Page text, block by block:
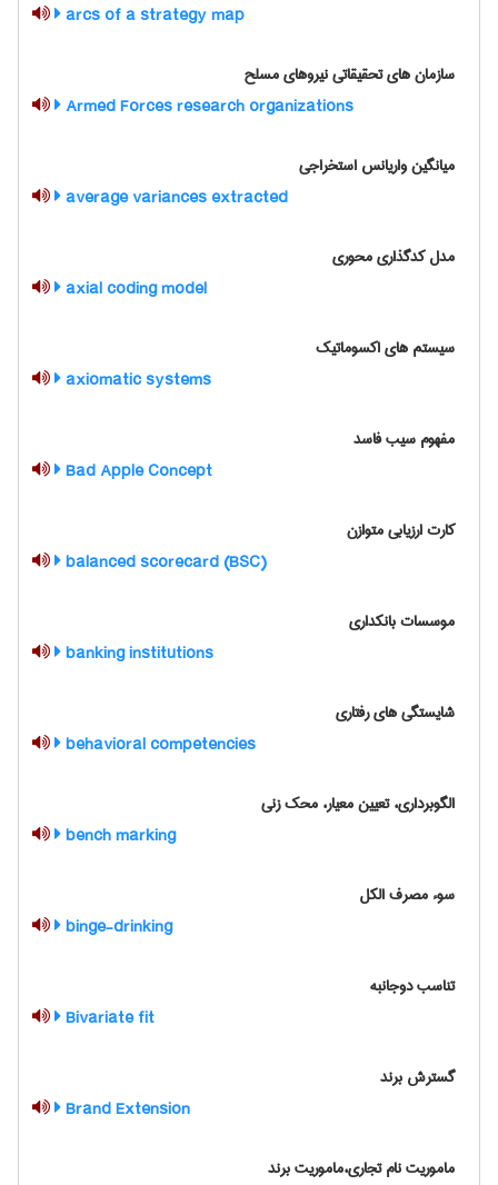
arcs of a strategy map
سازمان های تحقیقاتی نیروهای مسلح
Armed Forces research organizations
میانگین واریانس استخراجی
average variances extracted
مدل کدگذاری محوری
axial coding model
سیستم های اکسوماتیک
axiomatic systems
مفهوم سیب فاسد
Bad Apple Concept
کارت ارزیابی متوازن
balanced scorecard (BSC)
موسسات بانکداری
banking institutions
شایستگی های رفتاری
behavioral competencies
الگوبرداری، تعیین معیار، محک زنی
bench marking
سوء مصرف الکل
binge-drinking
تناسب دوجانبه
Bivariate fit
گسترش برند
Brand Extension
ماموریت نام تجاری،ماموریت برند